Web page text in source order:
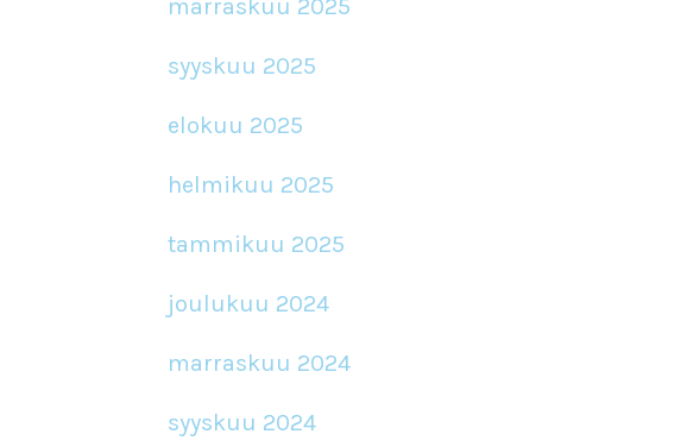
marraskuu 2025
syyskuu 2025
elokuu 2025
helmikuu 2025
tammikuu 2025
joulukuu 2024
marraskuu 2024
syyskuu 2024